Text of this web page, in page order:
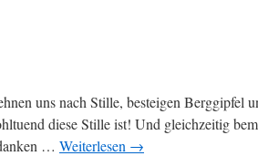
uns nach Stille, besteigen Berggipfel
diese Stille ist! Und gleichzeitig
… Weiterlesen →